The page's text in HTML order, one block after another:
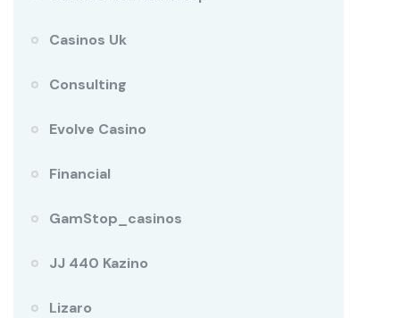
Casinos Uk
Consulting
Evolve Casino
Financial
GamStop_casinos
JJ 440 Kazino
Lizaro